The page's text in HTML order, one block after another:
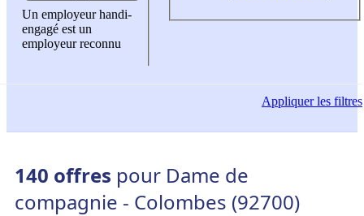
Un employeur handi-
engagé est un
employeur reconnu
Appliquerles filtres
140 offres pour Dame de
compagnie - Colombes (92700)